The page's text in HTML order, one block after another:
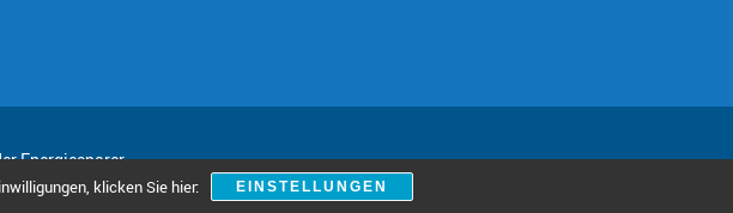
Energiesparer
klicken Sie hier: EINSTELLUNGEN